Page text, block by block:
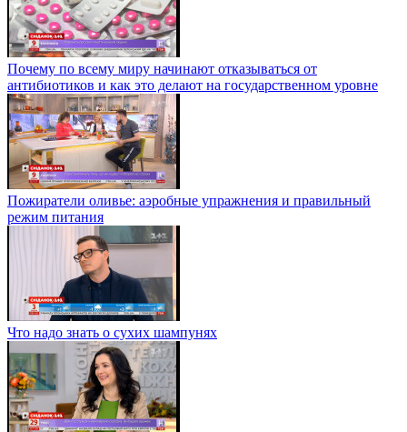
Почему по всему миру начинают отказываться от
антибиотиков и как это делают на государственном уровне
Пожиратели оливье: аэробные упражнения и правильный
режим питания
Что надо знать о сухих шампунях